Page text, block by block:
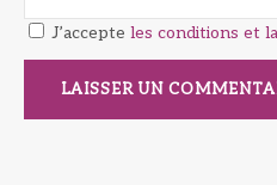
J’accepte les conditions et